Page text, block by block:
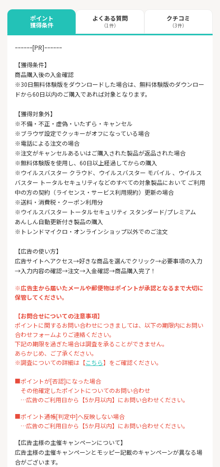
ポイント
獲得条件
よくある質問
（1件）
クチコミ
（3件）
ｰｰｰｰｰｰ[PR]ｰｰｰｰｰｰ
【獲得条件】
商品購入後の入金確認
※30日無料体験版をダウンロードした場合は、無料体験版のダウンロー
ドから60日以内のご購入であれば対象となります。
【獲得対象外】
※不備・不正・虚偽・いたずら・キャンセル
※ブラウザ設定でクッキーがオフになっている場合
※電話による注文の場合
※注文がキャンセルあるいはご購入された製品が返品された場合
※無料体験版を使用し、60日以上経過してからの購入
※ウイルスバスター クラウド、ウイルスバスター モバイル 、ウイルス
バスター トータルセキュリティなどのすべての対象製品において ご利用
中の方の契約（ライセンス・サービス利用規約）更新の場合
※送料・消費税・クーポン利用分
※ウイルスバスター トータルセキュリティ スタンダード/プレミアム
あんしん自動更新付き製品の購入
※トレンドマイクロ・オンラインショップ以外でのご注文
【広告の使い方】
広告サイトへアクセス→好きな商品を選んでクリック→必要事項の入力
→入力内容の確認→注文→入金確認→商品購入完了！
※広告主から届いたメールや郵便物はポイントが承認となるまで大切に
保管してください。
【お問合せについての注意事項】
ポイントに関するお問い合わせにつきましては、以下の期限内にお問い
合わせフォームよりご連絡ください。
下記の期限を過ぎた場合は調査を承ることができません。
あらかじめ、ご了承ください。
※調査についての詳細は【こちら】をご確認ください。
■ポイントが[否認]になった場合
その他確定したポイントについてのお問い合わせ
…広告のご利用日から【5か月以内】にお問い合わせください。
■ポイント通帳[判定中]へ反映しない場合
…広告のご利用日から【5か月以内】にお問い合わせください。
【広告主様の主催キャンペーンについて】
広告主様の主催キャンペーンとモッピー記載のキャンペーンが異なる場
合がございます。